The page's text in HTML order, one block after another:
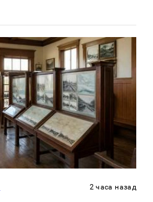
2 часа назад